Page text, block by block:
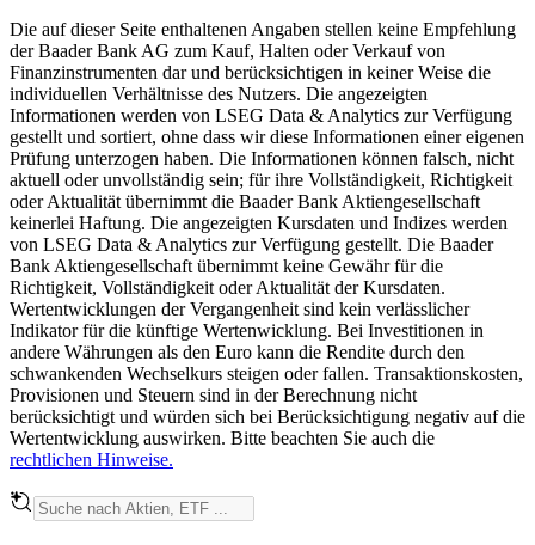
Die auf dieser Seite enthaltenen Angaben stellen keine Empfehlung
der Baader Bank AG zum Kauf, Halten oder Verkauf von
Finanzinstrumenten dar und berücksichtigen in keiner Weise die
individuellen Verhältnisse des Nutzers. Die angezeigten
Informationen werden von LSEG Data & Analytics zur Verfügung
gestellt und sortiert, ohne dass wir diese Informationen einer eigenen
Prüfung unterzogen haben. Die Informationen können falsch, nicht
aktuell oder unvollständig sein; für ihre Vollständigkeit, Richtigkeit
oder Aktualität übernimmt die Baader Bank Aktiengesellschaft
keinerlei Haftung. Die angezeigten Kursdaten und Indizes werden
von LSEG Data & Analytics zur Verfügung gestellt. Die Baader
Bank Aktiengesellschaft übernimmt keine Gewähr für die
Richtigkeit, Vollständigkeit oder Aktualität der Kursdaten.
Wertentwicklungen der Vergangenheit sind kein verlässlicher
Indikator für die künftige Wertenwicklung. Bei Investitionen in
andere Währungen als den Euro kann die Rendite durch den
schwankenden Wechselkurs steigen oder fallen. Transaktionskosten,
Provisionen und Steuern sind in der Berechnung nicht
berücksichtigt und würden sich bei Berücksichtigung negativ auf die
Wertentwicklung auswirken. Bitte beachten Sie auch die
rechtlichen Hinweise.